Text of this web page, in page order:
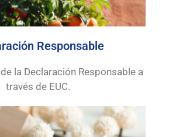
Responsable
la Declaración Responsable a
través de EUC.